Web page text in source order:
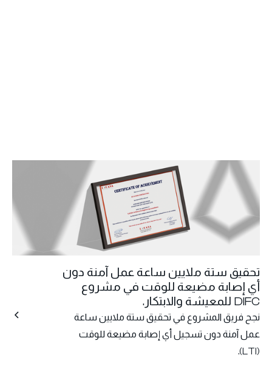
تحقيق ستة ملايين ساعة عمل آمنة دون
أي إصابة مضيعة للوقت في مشروع
DIFC للمعيشة والابتكار.
نجح فريق المشروع في تحقيق ستة ملايين ساعة
عمل آمنة دون تسجيل أي إصابة مضيعة للوقت
(LTI).